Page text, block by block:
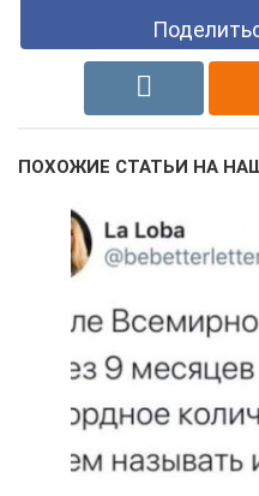
ПОХОЖИЕ СТАТЬИ НА